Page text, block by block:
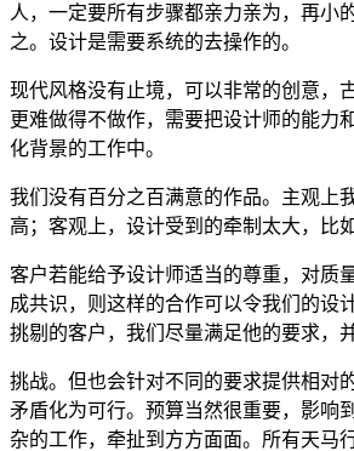
人，一定要所有步骤都亲力亲为，再小
之。设计是需要系统的去操作的。
现代风格没有止境，可以非常的创意，
更难做得不做作，需要把设计师的能力
化背景的工作中。
我们没有百分之百满意的作品。主观上
高；客观上，设计受到的牵制太大，比
客户若能给予设计师适当的尊重，对质
成共识，则这样的合作可以令我们的设
挑剔的客户，我们尽量满足他的要求，
挑战。但也会针对不同的要求提供相对
矛盾化为可行。预算当然很重要，影响
杂的工作，牵扯到方方面面。所有天马